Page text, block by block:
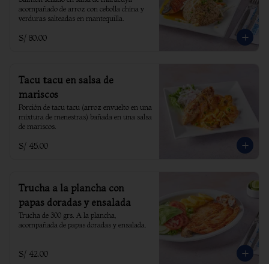
acompañado de arroz con cebolla china y
verduras salteadas en mantequilla.
S/ 80.00
Tacu tacu en salsa de
mariscos
Porción de tacu tacu (arroz envuelto en una
mixtura de menestras) bañada en una salsa
de mariscos.
S/ 45.00
Trucha a la plancha con
papas doradas y ensalada
Trucha de 300 grs. A la plancha,
acompañada de papas doradas y ensalada.
S/ 42.00